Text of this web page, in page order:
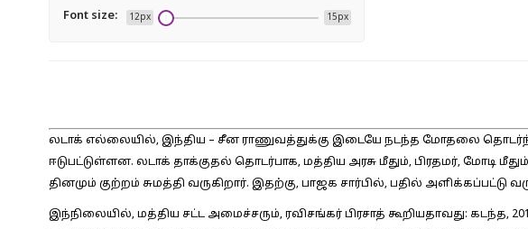
Font size: 12px 15px
லடாக் எல்லையில், இந்திய – சீன ராணுவத்துக்கு இடையே நடந்த மோதலை
ஈடுபட்டுள்ளன. லடாக் தாக்குதல் தொடர்பாக, மத்திய அரசு மீதும், பிரதமர், மோடி மீதும்,
தினமும் குற்றம் சுமத்தி வருகிறார். இதற்கு, பாஜக சார்பில், பதில் அளிக்கப்பட்டு
இந்நிலையில், மத்திய சட்ட அமைச்சரும், ரவிசங்கர் பிரசாத் கூறியதாவது: கடந்த,